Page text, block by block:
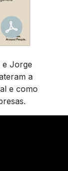
e Jorge
a
e como